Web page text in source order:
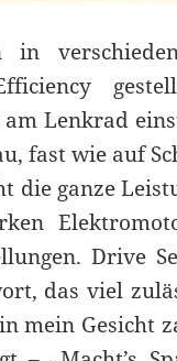
Lenkrad
fast wie auf
ganze
Drive
das viel
mein Gesicht